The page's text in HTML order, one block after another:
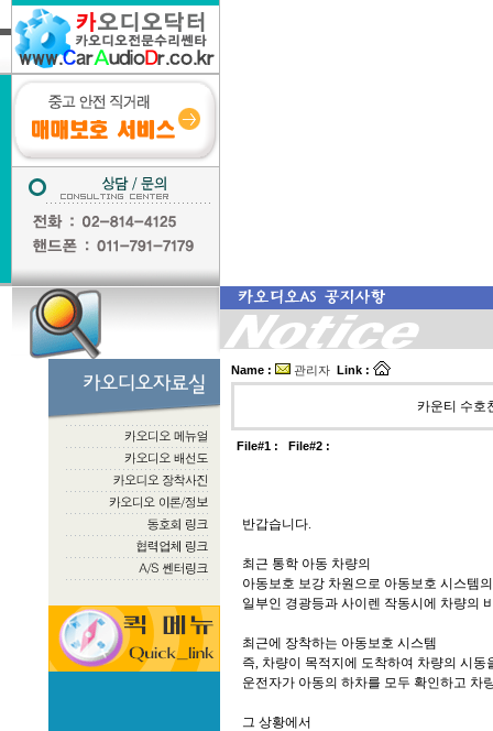
Name : 관리자 Link :
카운티 수호
File#1 : File#2 :
반갑습니다.
최근 통학 아동 차량의
아동보호 보강 차원으로 아동보호 시스템의
일부인 경광등과 사이렌 작동시에 차량의
최근에 장착하는 아동보호 시스템
즉, 차량이 목적지에 도착하여 차량의 시동
운전자가 아동의 하차를 모두 확인하고 차
그 상황에서